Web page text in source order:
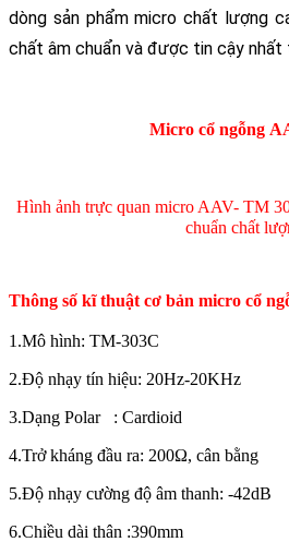
dòng sản phẩm micro chất lượng
chất âm chuẩn và được tin cậy
Micro cổ ngỗng
Hình ảnh trực quan micro AAV- TM
chuẩn chất
Thông số kĩ thuật cơ bản micro cổ
1.Mô hình: TM-303C
2.Độ nhạy tín hiệu: 20Hz-20KHz
3.Dạng Polar : Cardioid
4.Trở kháng đầu ra: 200Ω, cân bằng
5.Độ nhạy cường độ âm thanh: -42dB
6.Chiều dài thân :390mm